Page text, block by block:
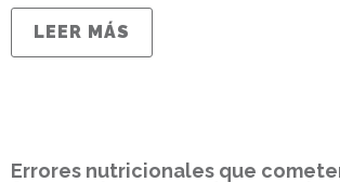
LEER MÁS
Errores nutricionales que